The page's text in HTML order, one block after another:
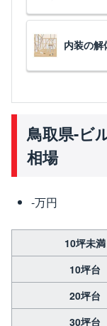
内装の解
鳥取県-ビ
相場
-万円
10坪未満
10坪台
20坪台
30坪台